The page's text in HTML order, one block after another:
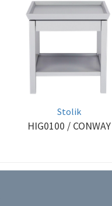
Stolik
HIG0100 / CONWAY